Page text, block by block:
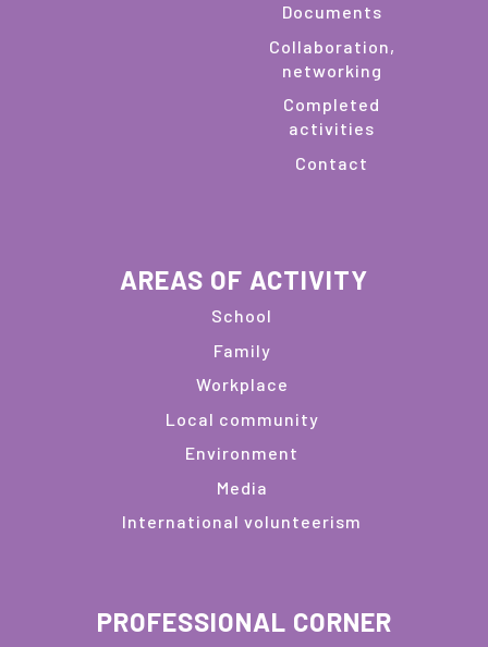
Documents
Collaboration,
networking
Completed
activities
Contact
AREAS OF ACTIVITY
School
Family
Workplace
Local community
Environment
Media
International volunteerism
PROFESSIONAL CORNER